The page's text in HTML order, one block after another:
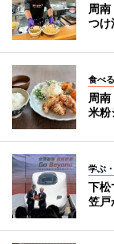
周
つけ
食べる
周
米粉
学ぶ
下
笠戸